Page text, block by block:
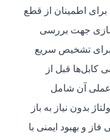
برای اطمینان از قطع
جهت بررسی
برای تشخیص سریع
کابل‌ها قبل از
عملی آن شامل
بدون نیاز به باز
و بهبود ایمنی با